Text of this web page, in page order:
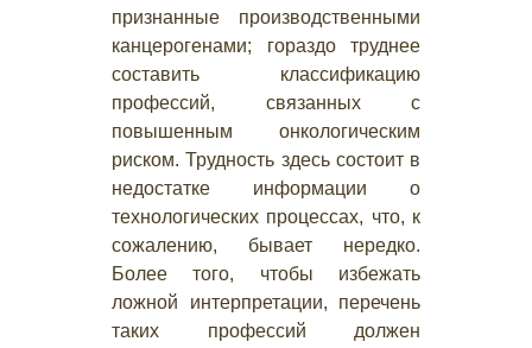
признанные производственными
канцерогенами; гораздо труднее
составить классификацию
профессий, связанных с
повышенным онкологическим
риском. Трудность здесь состоит в
недостатке информации о
технологических процессах, что, к
сожалению, бывает нередко.
Более того, чтобы избежать
ложной интерпретации, перечень
таких профессий должен